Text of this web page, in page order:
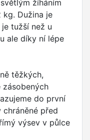
žíháním
Dužina je
tužší než u
ale díky ní lépe
těžkých,
zásobených
do první
před
výsev v půlce